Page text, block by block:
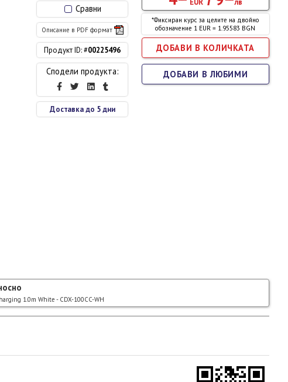
Сравни
Описание в PDF формат
Продукт ID: #00225496
Сподели продукта:
Доставка до 5 дни
EUR лв
*Фиксиран курс за целите на двойно
обозначение 1 EUR = 1.95583 BGN
ДОБАВИ В ЛЮБИМИ
1.0m White - CDX-100CC-WH